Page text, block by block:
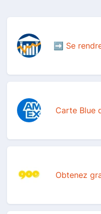
➡️ Se
Carte Blue
Obtenez